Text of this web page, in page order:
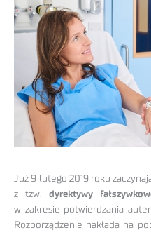
Już 9 lutego 2019 roku
z tzw. dyrektywy
w zakresie potwierdzania
Rozporządzenie nakłada na